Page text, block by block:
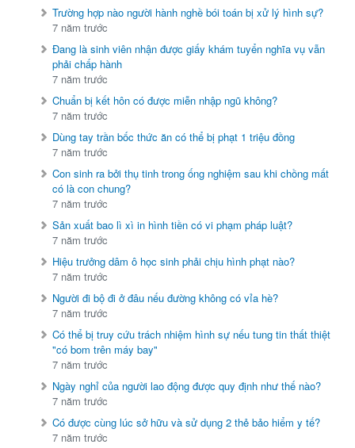
Trường hợp nào người hành nghề bói toán bị xử lý hình sự?
7 năm trước
Đang là sinh viên nhận được giấy khám tuyển nghĩa vụ vẫn
phải chấp hành
7 năm trước
Chuẩn bị kết hôn có được miễn nhập ngũ không?
7 năm trước
Dùng tay trần bốc thức ăn có thể bị phạt 1 triệu đồng
7 năm trước
Con sinh ra bởi thụ tinh trong ống nghiệm sau khi chồng mất
có là con chung?
7 năm trước
Sản xuất bao lì xì in hình tiền có vi phạm pháp luật?
7 năm trước
Hiệu trưởng dâm ô học sinh phải chịu hình phạt nào?
7 năm trước
Người đi bộ đi ở đâu nếu đường không có vỉa hè?
7 năm trước
Có thể bị truy cứu trách nhiệm hình sự nếu tung tin thất thiệt
"có bom trên máy bay"
7 năm trước
Ngày nghỉ của người lao động được quy định như thế nào?
7 năm trước
Có được cùng lúc sở hữu và sử dụng 2 thẻ bảo hiểm y tế?
7 năm trước